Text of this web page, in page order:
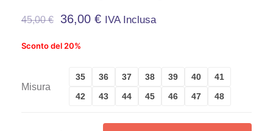
45,00€ 36,00 € IVA Inclusa
Sconto del 20%
Misura
35 36 37 38 39 40
41
42
43 44 45 46 47 48